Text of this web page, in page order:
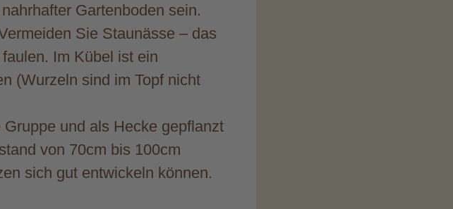
Gartenboden sein.
Sie Staunässe – das
Im Kübel ist ein
(Wurzeln sind im Topf nicht
und als Hecke gepflanzt
von 70cm bis 100cm
sich gut entwickeln können.